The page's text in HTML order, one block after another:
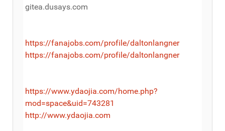
gitea.dusays.com
https://fanajobs.com/profile/daltonlangner
https://fanajobs.com/profile/daltonlangner
https://www.ydaojia.com/home.php?
mod=space&uid=743281
http://www.ydaojia.com